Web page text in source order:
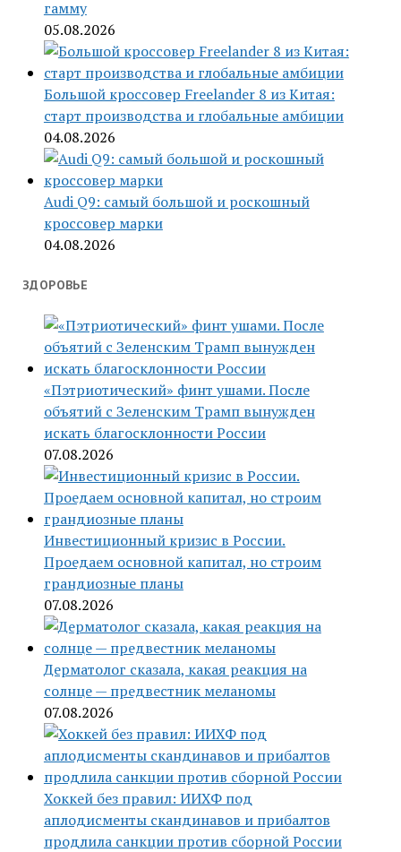
гамму
05.08.2026
Большой кроссовер Freelander 8 из Китая:
старт производства и глобальные амбиции
04.08.2026
Audi Q9: самый большой и роскошный
кроссовер марки
04.08.2026
ЗДОРОВЬЕ
«Пэтриотический» финт ушами. После
объятий с Зеленским Трамп вынужден
искать благосклонности России
07.08.2026
Инвестиционный кризис в России.
Проедаем основной капитал, но строим
грандиозные планы
07.08.2026
Дерматолог сказала, какая реакция на
солнце — предвестник меланомы
07.08.2026
Хоккей без правил: ИИХФ под
аплодисменты скандинавов и прибалтов
продлила санкции против сборной России